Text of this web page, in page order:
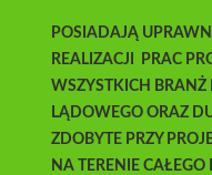
POSIADAJĄ
REALIZACJI PRAC
WSZYSTKICH
LĄDOWEGO ORAZ
ZDOBYTE PRZY
NA TERENIE